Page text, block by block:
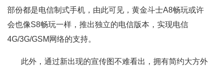
部份都是电信制式手机，由此可见，黄金斗士A8畅玩或许
会也像S8畅玩一样，推出独立的电信版本，实现电信
4G/3G/GSM网络的支持。
此外，通过新出现的宣传图不难看出，拥有简约大方外